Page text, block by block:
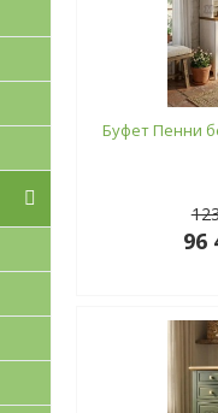
Буфет Пенни
96